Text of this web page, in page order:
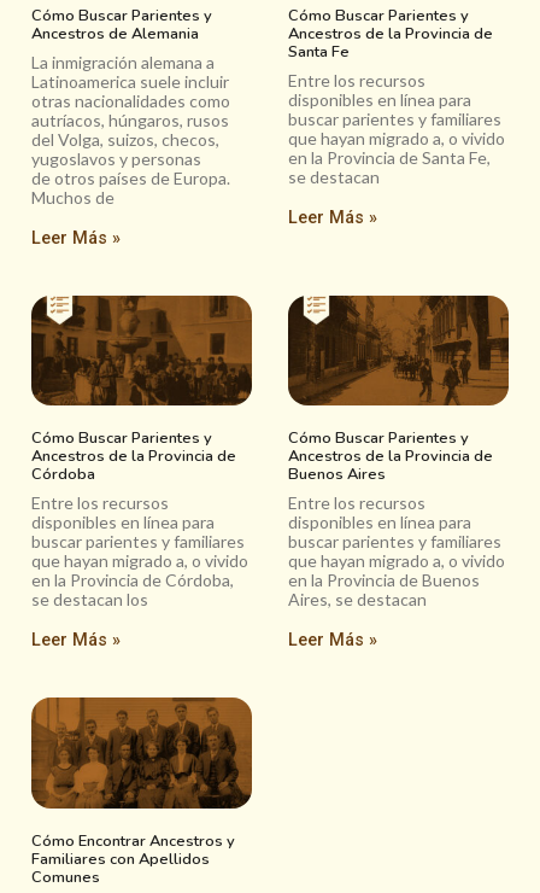
Cómo Buscar Parientes y
Ancestros de Alemania
La inmigración alemana a
Latinoamerica suele incluir
otras nacionalidades como
autríacos, húngaros, rusos
del Volga, suizos, checos,
yugoslavos y personas
de otros países de Europa.
Muchos de
Leer Más »
Cómo Buscar Parientes y
Ancestros de la Provincia de
Santa Fe
Entre los recursos
disponibles en línea para
buscar parientes y familiares
que hayan migrado a, o vivido
en la Provincia de Santa Fe,
se destacan
Leer Más »
Cómo Buscar Parientes y
Ancestros de la Provincia de
Córdoba
Entre los recursos
disponibles en línea para
buscar parientes y familiares
que hayan migrado a, o vivido
en la Provincia de Córdoba,
se destacan los
Leer Más »
Cómo Buscar Parientes y
Ancestros de la Provincia de
Buenos Aires
Entre los recursos
disponibles en línea para
buscar parientes y familiares
que hayan migrado a, o vivido
en la Provincia de Buenos
Aires, se destacan
Leer Más »
Cómo Encontrar Ancestros y
Familiares con Apellidos
Comunes